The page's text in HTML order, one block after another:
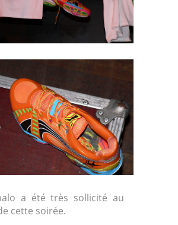
a été très sollicité au
cette soirée.